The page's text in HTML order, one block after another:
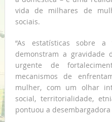
vida de milhares de
sociais.
“As estatísticas sobre
demonstram a gravidade
urgente de
mecanismos de
mulher, com um olhar
social, territorialidade,
pontuou a desembargadora